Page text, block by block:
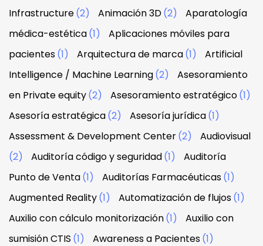
Infrastructure(2) Animación 3D(2)
Aparatología
médica-estética(1)
Aplicaciones móviles para
pacientes(1) Arquitectura de marca(1)
Artificial
Intelligence / Machine Learning(2)
Asesoramiento
en Private equity(2) Asesoramiento estratégico(1)
Asesoría estratégica(2) Asesoría jurídica(1)
Assessment & Development Center(2)
Audiovisual
(2)
Auditoría código y seguridad(1)
Auditoría
Punto de Venta(1) Auditorías Farmacéuticas(1)
Augmented Reality(1) Automatización de flujos(1)
Auxilio con cálculo monitorización(1)
Auxilio con
sumisión CTIS (1) Awareness a Pacientes(1)